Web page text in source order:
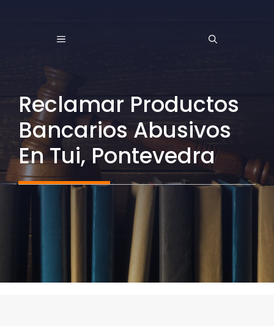
MENÚ
Reclamar Productos
Bancarios Abusivos
En Tui, Pontevedra